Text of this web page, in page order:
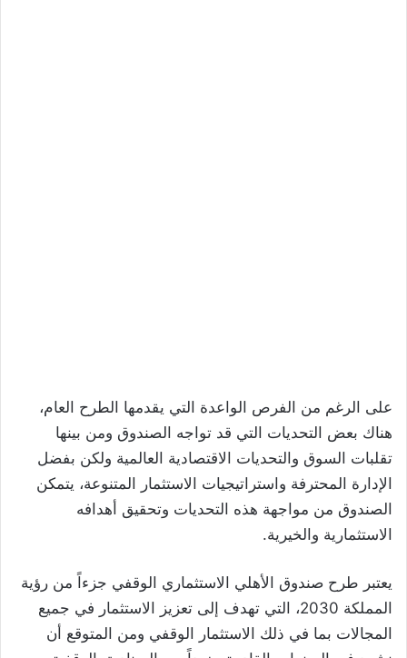
على الرغم من الفرص الواعدة التي يقدمها الطرح العام،
هناك بعض التحديات التي قد تواجه الصندوق ومن بينها
تقلبات السوق والتحديات الاقتصادية العالمية ولكن بفضل
الإدارة المحترفة واستراتيجيات الاستثمار المتنوعة، يتمكن
الصندوق من مواجهة هذه التحديات وتحقيق أهدافه
الاستثمارية والخيرية.
يعتبر طرح صندوق الأهلي الاستثماري الوقفي جزءاً من رؤية
المملكة 2030، التي تهدف إلى تعزيز الاستثمار في جميع
المجالات بما في ذلك الاستثمار الوقفي ومن المتوقع أن